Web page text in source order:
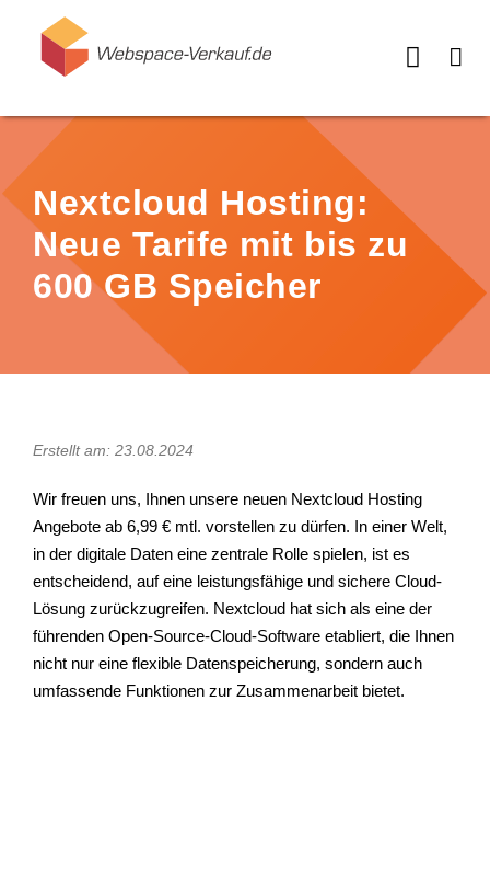
Nextcloud Hosting:
Neue Tarife mit bis zu
600 GB Speicher
Erstellt am: 23.08.2024
Wir freuen uns, Ihnen unsere neuen Nextcloud Hosting
Angebote ab 6,99 € mtl. vorstellen zu dürfen. In einer Welt,
in der digitale Daten eine zentrale Rolle spielen, ist es
entscheidend, auf eine leistungsfähige und sichere Cloud-
Lösung zurückzugreifen. Nextcloud hat sich als eine der
führenden Open-Source-Cloud-Software etabliert, die Ihnen
nicht nur eine flexible Datenspeicherung, sondern auch
umfassende Funktionen zur Zusammenarbeit bietet.